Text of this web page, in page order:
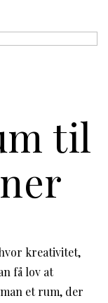
til
kreativitet,
få lov at
et rum, der